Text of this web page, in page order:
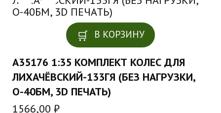
В КОРЗИНУ
A35176 1:35 КОМПЛЕКТ КОЛЕС ДЛЯ
ЛИХАЧЁВСКИЙ-133ГЯ (БЕЗ НАГРУЗКИ,
О-40БМ, 3D ПЕЧАТЬ)
1566,00 ₽